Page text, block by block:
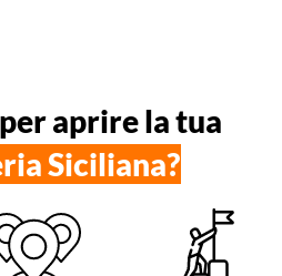
aprire la tua
Siciliana?